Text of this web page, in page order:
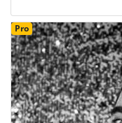
Pro